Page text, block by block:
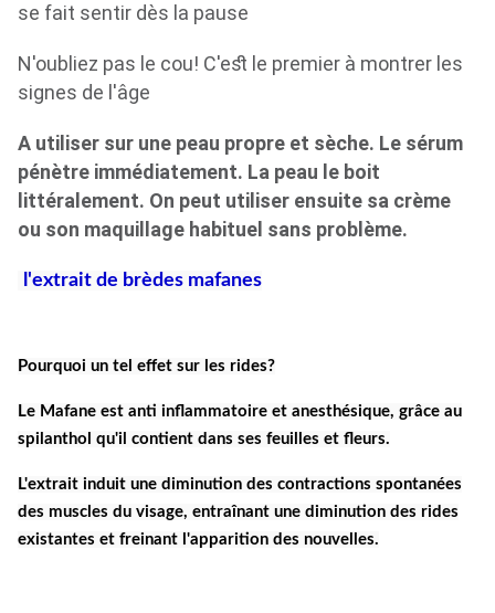
se fait sentir dès la pause
N'oubliez pas le cou! C'est le premier à montrer les
signes de l'âge
A utiliser sur une peau propre et sèche. Le sérum
pénètre immédiatement. La peau le boit
littéralement. On peut utiliser ensuite sa crème
ou son maquillage habituel sans problème.
l'extrait de brèdes mafanes
Pourquoi un tel effet sur les rides?
Le Mafane est anti inflammatoire et anesthésique, grâce au
spilanthol qu'il contient dans ses feuilles et fleurs.
L'extrait induit une diminution des contractions spontanées
des muscles du visage, entraînant une diminution des rides
existantes et freinant l'apparition des nouvelles.